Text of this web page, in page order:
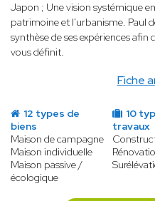
Fiche
Japon ; Une vision systémique
patrimoine et l'urbanisme. Paul
synthèse de ses expériences
vous définit.
12 types de
biens
Maison de campagne
Maison individuelle
Maison passive /
écologique
10
travaux